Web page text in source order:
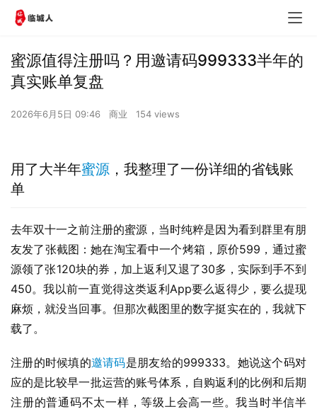
蜜源值得注册吗？用邀请码999333半年的
真实账单复盘
2026年6月5日 09:46 商业 154 views
用了大半年蜜源 ，我整理了一份详细的省钱账
单
去年双十一之前注册的蜜源，当时纯粹是因为看到群里有朋
友发了张截图：她在淘宝看中一个烤箱，原价599，通过蜜
源领了张120块的券，加上返利又退了30多，实际到手不到
450。我以前一直觉得这类返利App要么返得少，要么提现
麻烦，就没当回事。但那次截图里的数字挺实在的，我就下
载了。
注册的时候填的邀请码是朋友给的999333。她说这个码对
应的是比较早一批运营的账号体系，自购返利的比例和后期
注册的普通码不太一样，等级上会高一些。我当时半信半